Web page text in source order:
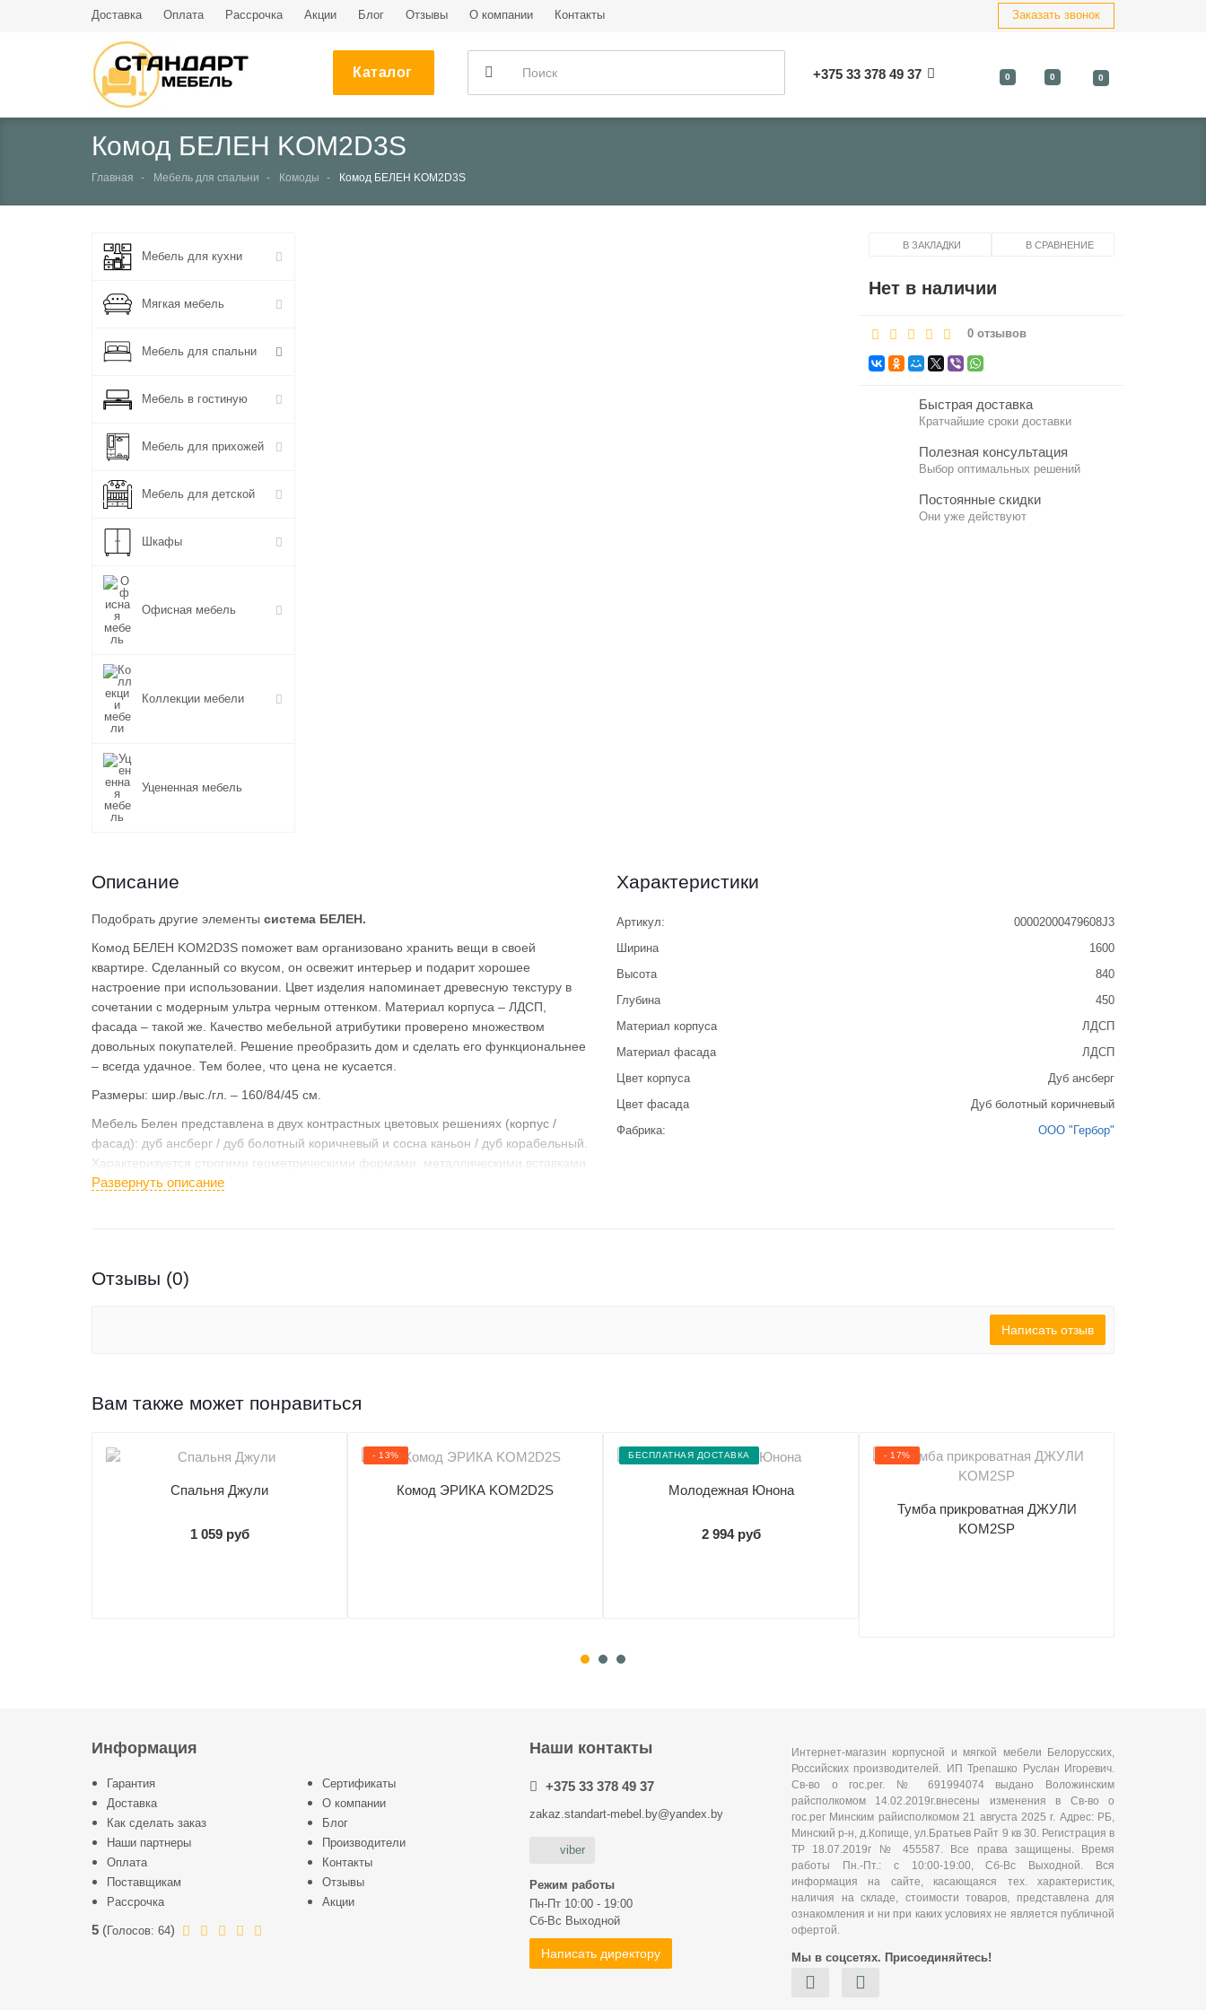
Доставка Оплата Рассрочка Акции Блог Отзывы О компании Контакты Заказать звонок
Каталог +375 33 378 49 37 0 0 0
Комод БЕЛЕН KOM2D3S
Главная Мебель для спальни Комоды Комод БЕЛЕН KOM2D3S
Мебель для кухни
Мягкая мебель
Мебель для спальни
Мебель в гостиную
Мебель для прихожей
Мебель для детской
Шкафы
Офисная мебель
Коллекции мебели
Уцененная мебель
В ЗАКЛАДКИ В СРАВНЕНИЕ
Нет в наличии
0 отзывов
Быстрая доставка
Кратчайшие сроки доставки
Полезная консультация
Выбор оптимальных решений
Постоянные скидки
Они уже действуют
Описание
Подобрать другие элементы система БЕЛЕН.
Комод БЕЛЕН KOM2D3S поможет вам организовано хранить вещи в своей
квартире. Сделанный со вкусом, он освежит интерьер и подарит хорошее
настроение при использовании. Цвет изделия напоминает древесную текстуру в
сочетании с модерным ультра черным оттенком. Материал корпуса – ЛДСП,
фасада – такой же. Качество мебельной атрибутики проверено множеством
довольных покупателей. Решение преобразить дом и сделать его функциональнее
– всегда удачное. Тем более, что цена не кусается.
Размеры: шир./выс./гл. – 160/84/45 см.
Мебель Белен представлена в двух контрастных цветовых решениях (корпус /
фасад): дуб ансберг / дуб болотный коричневый и сосна каньон / дуб корабельный.
Характеризуется строгими геометрическими формами, металлическими вставками
и продолговатыми ручками, акцентирующими на себе внимание.
Развернуть описание
Характеристики
Артикул:
00002000479608J3
Ширина
1600
Высота
840
Глубина
450
Материал корпуса
ЛДСП
Материал фасада
ЛДСП
Цвет корпуса
Дуб ансберг
Цвет фасада
Дуб болотный коричневый
Фабрика:
ООО "Гербор"
Отзывы (0)
Написать отзыв
Вам также может понравиться
Спальня Джули
1 059 руб
- 13%
Комод ЭРИКА KOM2D2S
БЕСПЛАТНАЯ ДОСТАВКА
Молодежная Юнона
2 994 руб
- 17%
Тумба прикроватная ДЖУЛИ
KOM2SP
Информация
Гарантия
Доставка
Как сделать заказ
Наши партнеры
Оплата
Поставщикам
Рассрочка
Сертификаты
О компании
Блог
Производители
Контакты
Отзывы
Акции
5 (Голосов: 64)
Наши контакты
+375 33 378 49 37
zakaz.standart-mebel.by@yandex.by
viber
Режим работы
Пн-Пт 10:00 - 19:00
Сб-Вс Выходной
Написать директору
Интернет-магазин корпусной и мягкой мебели Белорусских,
Российских производителей. ИП Трепашко Руслан Игоревич.
Св-во о гос.рег. № 691994074 выдано Воложинским
райсполкомом 14.02.2019г.внесены изменения в Св-во о
гос.рег Минским райисполкомом 21 августа 2025 г. Адрес: РБ,
Минский р-н, д.Копище, ул.Братьев Райт 9 кв 30. Регистрация в
ТР 18.07.2019г № 455587. Все права защищены. Время
работы Пн.-Пт.: с 10:00-19:00, Сб-Вс Выходной. Вся
информация на сайте, касающаяся тех. характеристик,
наличия на складе, стоимости товаров, представлена для
ознакомления и ни при каких условиях не является публичной
офертой.
Мы в соцсетях. Присоединяйтесь!